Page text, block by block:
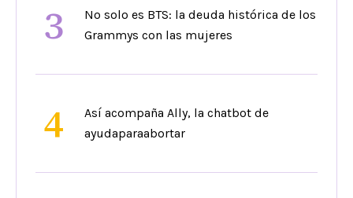
3
No solo es BTS: la deuda histórica de los
Grammys con las mujeres
4
Así acompaña Ally, la chatbot de
ayudaparaabortar